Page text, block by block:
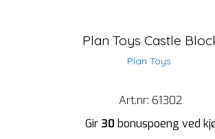
Plan Toys Castle
Plan Toys
Art.nr: 61302
Gir 30 bonuspoeng ved